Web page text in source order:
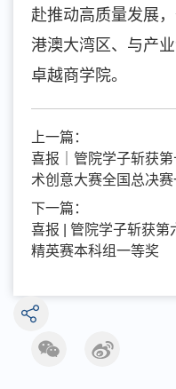
赴推动高质量发展
港澳大湾区、与产
卓越商学院。
上一篇：
喜报｜管院学子斩获
术创意大赛全国总决赛
下一篇：
喜报 | 管院学子斩获第
精英赛本科组一等奖